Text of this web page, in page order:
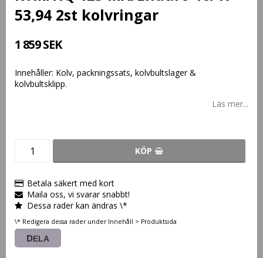
53,94 2st kolvringar
1 859 SEK
Innehåller: Kolv, packningssats, kolvbultslager &
kolvbultsklipp.
Läs mer...
KÖP
Betala säkert med kort
Maila oss, vi svarar snabbt!
Dessa rader kan ändras \*
\* Redigera dessa rader under Innehåll > Produktsida
DELA